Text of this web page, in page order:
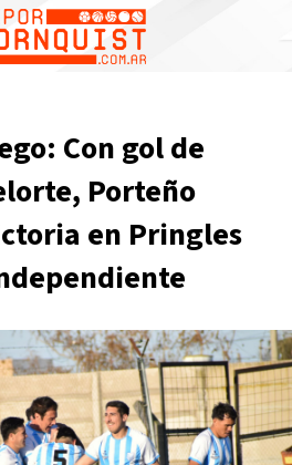
Con gol de
Porteño
en Pringles